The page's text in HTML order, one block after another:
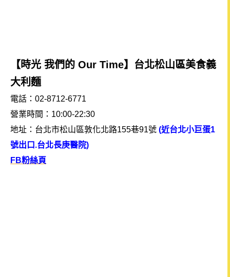
【時光 我們的 Our Time】台北松山區美食義
大利麵
電話：02-8712-6771
營業時間：10:00-22:30
地址：台北市松山區敦化北路155巷91號 (近台北小巨蛋1
號出口.台北長庚醫院)
FB粉絲頁